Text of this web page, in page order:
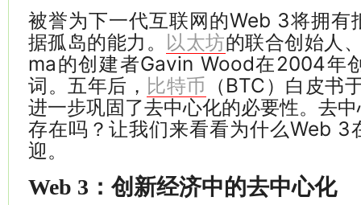
被誉为下一代互联网的Web 3将拥有
据孤岛的能力。
以太坊的联合创始人
ma的创建者Gavin Wood在2004年
词。五年后， 比特币
（BTC）白皮书
进一步巩固了去中心化的必要性。去
存在吗？让我们来看看为什么Web 3
迎。
Web 3：创新经济中的去中心化